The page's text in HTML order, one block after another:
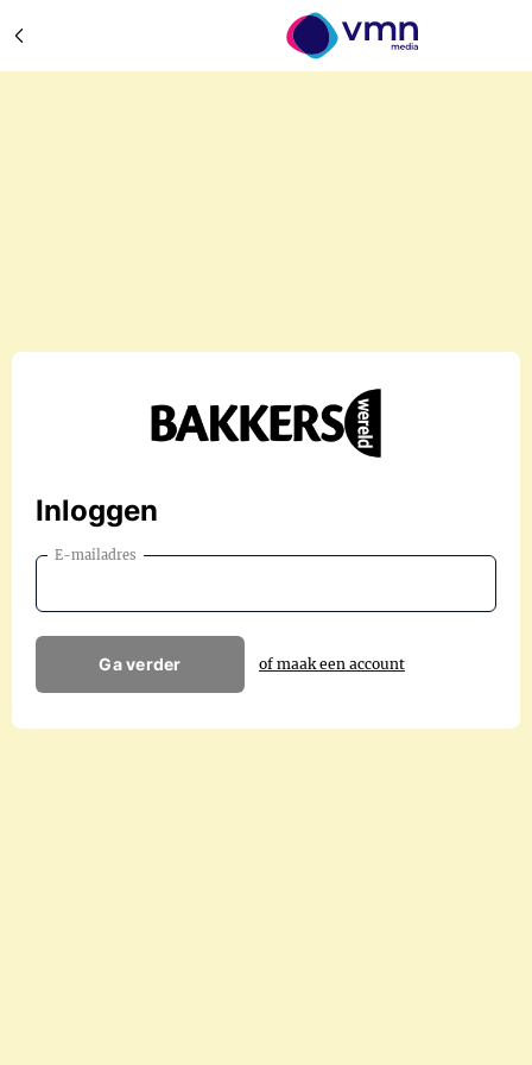
Inloggen
E-mailadres
Ga verder of maak een account